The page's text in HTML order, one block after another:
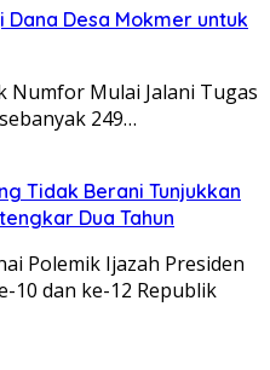
Desa Mokmer untuk
Numfor Mulai Jalani Tugas
249…
Tidak Berani Tunjukkan
Dua Tahun
Polemik Ijazah Presiden
10 dan ke-12 Republik